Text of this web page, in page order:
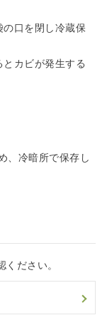
ださい。
口を閉し冷蔵保
カビが発生する
、冷暗所で保存し